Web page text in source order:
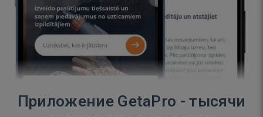
Приложение GetaPro - тысячи